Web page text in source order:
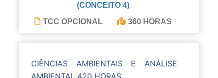
(CONCEITO 4)
TCC OPCIONAL
360 HORAS
CIÊNCIAS AMBIENTAIS E ANÁLISE
AMBIENTAL 420 HORAS